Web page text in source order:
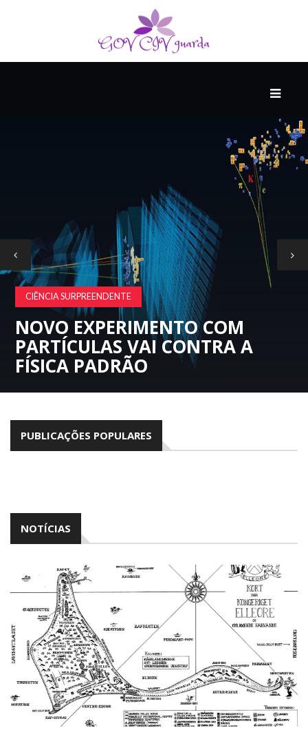
COMEÇA
COM
UM
ESTRONDO
CIÊNCIA SURPREENDENTE
NOVO EXPERIMENTO COM
PARTÍCULAS VAI CONTRA A
FÍSICA PADRÃO
PUBLICAÇÕES POPULARES
NOTÍCIAS